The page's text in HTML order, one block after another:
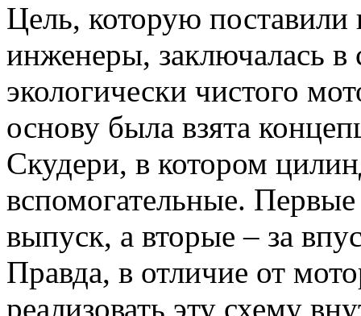
Цель, которую поставили
инженеры, заключалась в
экологически чистого
основу была взята
Скудери, в котором
вспомогательные.
выпуск, а вторые – за
Правда, в отличие от
реализовать эту схему